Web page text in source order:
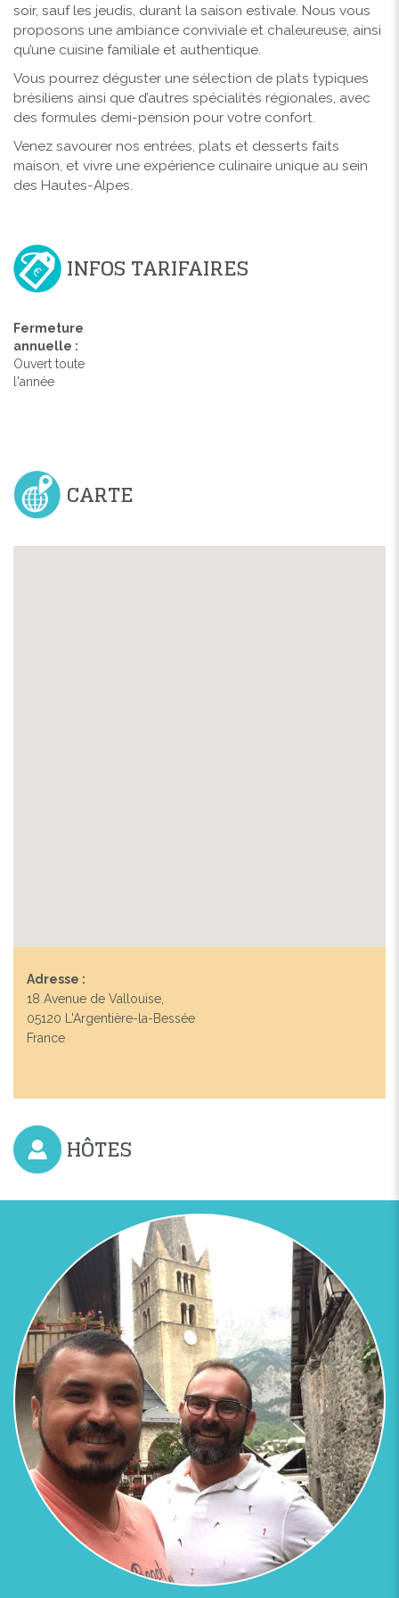
soir, sauf les jeudis, durant la saison estivale. Nous vous
proposons une ambiance conviviale et chaleureuse, ainsi
qu’une cuisine familiale et authentique.
Vous pourrez déguster une sélection de plats typiques
brésiliens ainsi que d’autres spécialités régionales, avec
des formules demi-pension pour votre confort.
Venez savourer nos entrées, plats et desserts faits
maison, et vivre une expérience culinaire unique au sein
des Hautes-Alpes.
INFOS TARIFAIRES
Fermeture
annuelle :
Ouvert toute
l'année
CARTE
Adresse :
18 Avenue de Vallouise,
05120 L'Argentière-la-Bessée
France
HÔTES